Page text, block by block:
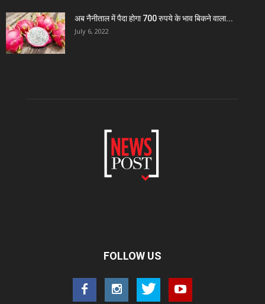
अब नैनीताल में पैदा होगा 700 रुपये के भाव बिकने वाला...
July 6, 2022
FOLLOW US